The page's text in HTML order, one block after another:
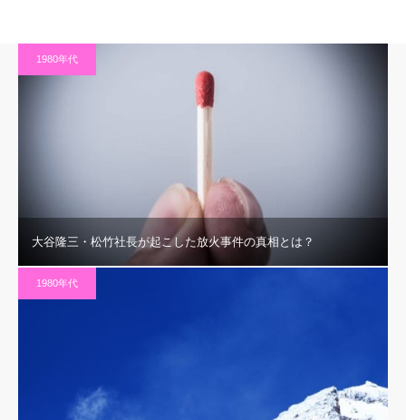
1980年代
大谷隆三・松竹社長が起こした放火事件の真相とは？
1980年代